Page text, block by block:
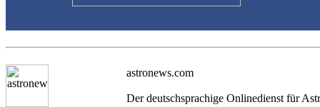
astronews.com
Der deutschsprachige Onlinedienst für